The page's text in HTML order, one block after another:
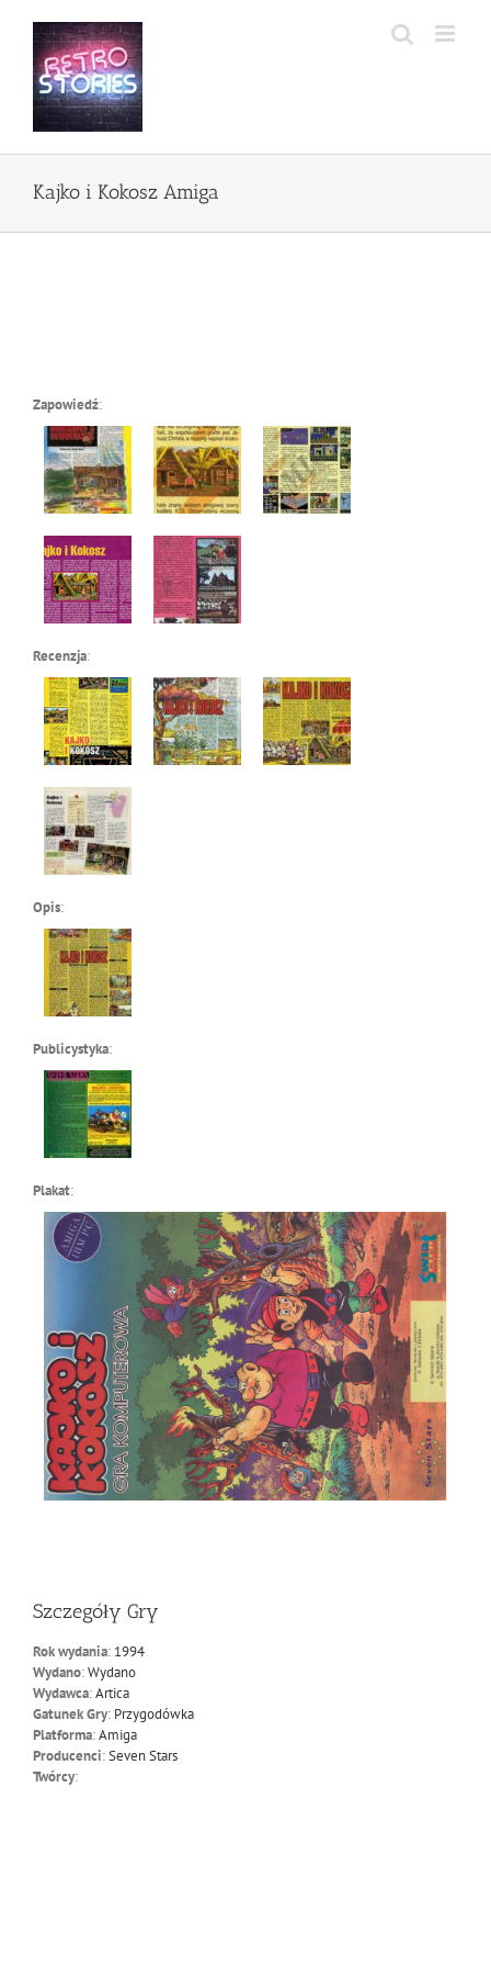
zawartości
Kajko i Kokosz Amiga
Zapowiedź:
Recenzja:
Opis:
Publicystyka:
Plakat:
Szczegóły Gry
Rok wydania: 1994
Wydano:Wydano
Wydawca:Artica
Gatunek Gry: Przygodówka
Platforma:Amiga
Producenci:Seven Stars
Twórcy: